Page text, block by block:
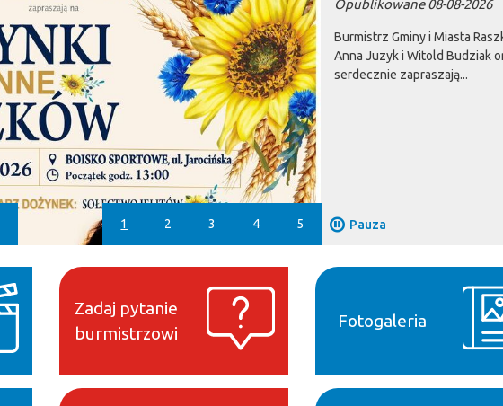
Opublikowane 08-08-2026
Burmistrz Gminy i Miasta
Anna Juzyk i Witold Budziak
serdecznie zapraszają...
Pauza
1 2 3 4 5
Zadaj pytanie
burmistrzowi
Fotogaleria